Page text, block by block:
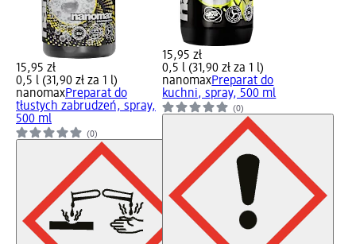
15,95 zł
0,5 l (31,90 zł za 1 l)
nanomaxPreparat do
tłustych zabrudzeń, spray,
500 ml
(0)
15,95 zł
0,5 l (31,90 zł za 1 l)
nanomaxPreparat do
kuchni, spray, 500 ml
(0)